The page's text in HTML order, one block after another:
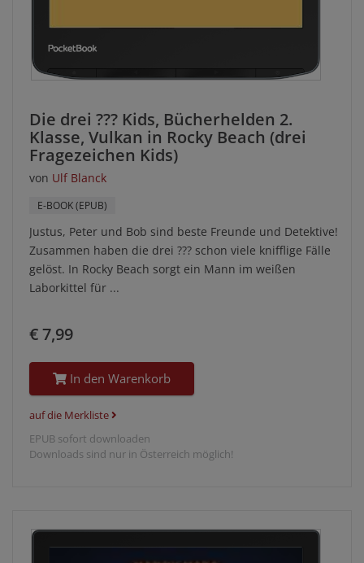
Die drei ??? Kids, Bücherhelden 2.
Klasse, Vulkan in Rocky Beach (drei
Fragezeichen Kids)
von Ulf Blanck
E-BOOK (EPUB)
Justus, Peter und Bob sind beste Freunde und Detektive!
Zusammen haben die drei ??? schon viele knifflige Fälle
gelöst. In Rocky Beach sorgt ein Mann im weißen
Laborkittel für ...
€ 7,99
In den Warenkorb
auf die Merkliste
EPUB sofort downloaden
Downloads sind nur in Österreich möglich!